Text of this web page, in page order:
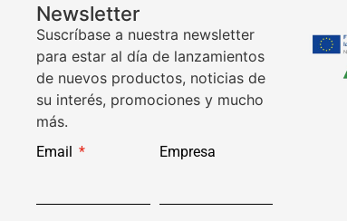
Newsletter
Suscríbase a nuestra newsletter
para estar al día de lanzamientos
de nuevos productos, noticias de
su interés, promociones y mucho
más.
Email Empresa